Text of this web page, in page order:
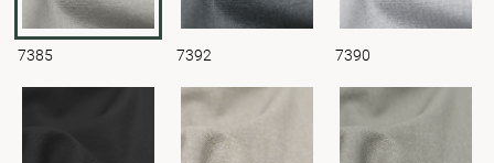
7385 7392 7390